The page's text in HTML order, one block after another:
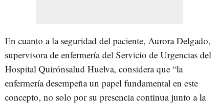
En cuanto a la seguridad del paciente, Aurora Delgado,
supervisora de enfermería del Servicio de Urgencias del
Hospital Quirónsalud Huelva, considera que “la
enfermería desempeña un papel fundamental en este
concepto, no solo por su presencia continua junto a la